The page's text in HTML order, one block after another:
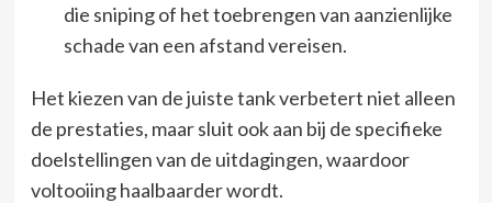
die sniping of het toebrengen van aanzienlijke
schade van een afstand vereisen.
Het kiezen van de juiste tank verbetert niet alleen
de prestaties, maar sluit ook aan bij de specifieke
doelstellingen van de uitdagingen, waardoor
voltooiing haalbaarder wordt.